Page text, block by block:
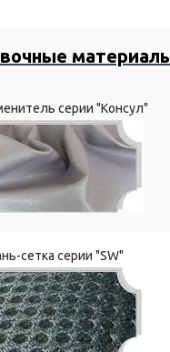
серии "Консул"
сетка серии "SW"